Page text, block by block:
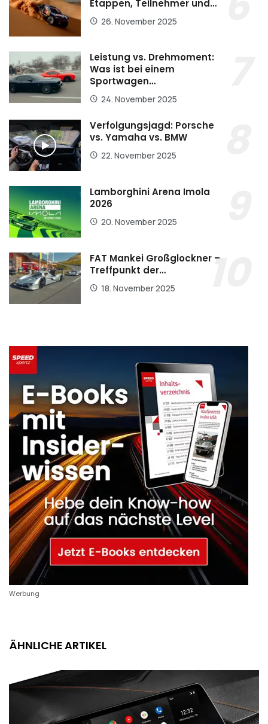
Etappen, Teilnehmer und…
26. November 2025
Leistung vs. Drehmoment:
Was ist bei einem
Sportwagen…
24. November 2025
Verfolgungsjagd: Porsche
vs. Yamaha vs. BMW
22. November 2025
Lamborghini Arena Imola
2026
20. November 2025
FAT Mankei Großglockner –
Treffpunkt der…
18. November 2025
Werbung
ÄHNLICHE ARTIKEL